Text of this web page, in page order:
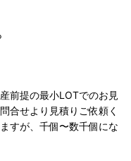
前提の最小LOTでのお見
合せより見積りご依頼く
すが、千個〜数千個にな